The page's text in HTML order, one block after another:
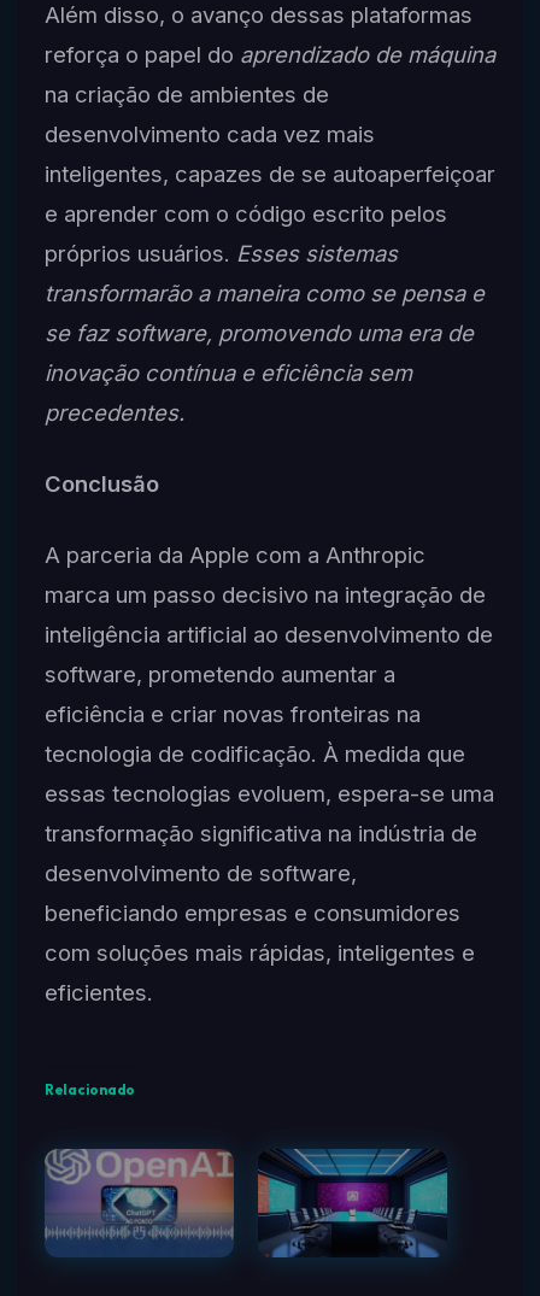
Além disso, o avanço dessas plataformas
reforça o papel do aprendizado de máquina
na criação de ambientes de
desenvolvimento cada vez mais
inteligentes, capazes de se autoaperfeiçoar
e aprender com o código escrito pelos
próprios usuários. Esses sistemas
transformarão a maneira como se pensa e
se faz software, promovendo uma era de
inovação contínua e eficiência sem
precedentes.
Conclusão
A parceria da Apple com a Anthropic
marca um passo decisivo na integração de
inteligência artificial ao desenvolvimento de
software, prometendo aumentar a
eficiência e criar novas fronteiras na
tecnologia de codificação. À medida que
essas tecnologias evoluem, espera-se uma
transformação significativa na indústria de
desenvolvimento de software,
beneficiando empresas e consumidores
com soluções mais rápidas, inteligentes e
eficientes.
Relacionado